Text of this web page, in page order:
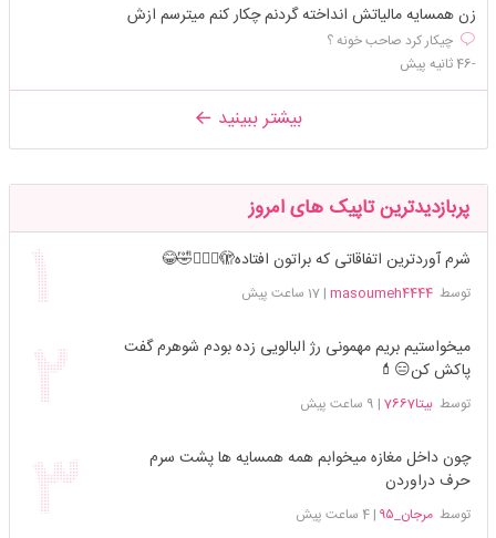
زن همسایه مالیاتش انداخته گردنم چکار کنم میترسم ازش
چیکار کرد صاحب خونه ؟
-46 ثانیه پیش
بیشتر ببینید
پربازدیدترین تاپیک های امروز
شرم آوردترین اتفاقاتی که براتون افتاده🫣🤦🏻‍♀️🤣😂
توسطmasoumeh4444
|17 ساعت پیش
میخواستیم بریم مهمونی رژ البالویی زده بودم شوهرم گفت
پاکش کن😑💄
توسطبیتا7667 | 9 ساعت پیش
چون داخل مغازه میخوابم همه همسایه ها پشت سرم
حرف دراوردن
توسطمرجان_۹۵ |4 ساعت پیش